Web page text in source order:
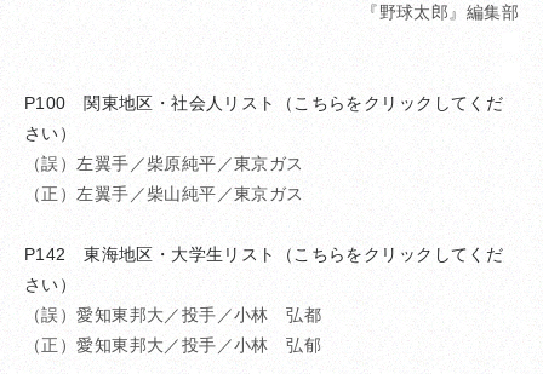
『野球太郎』編集部
P100 関東地区・社会人リスト（こちらをクリックしてくだ
さい）
（誤）左翼手／柴原純平／東京ガス
（正）左翼手／柴山純平／東京ガス
P142 東海地区・大学生リスト（こちらをクリックしてくだ
さい）
（誤）愛知東邦大／投手／小林 弘都
（正）愛知東邦大／投手／小林 弘郁